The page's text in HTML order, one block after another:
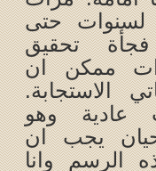
حتى
تحقيق
ممكن ان
الاستجابة.
عادية وهو
يجب ان
الرسم وانا